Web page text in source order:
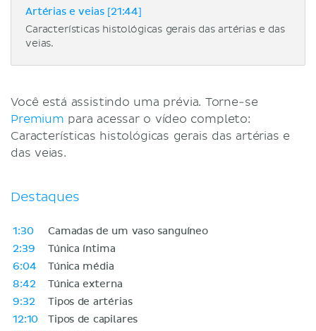
Artérias e veias [21:44]
Características histológicas gerais das artérias e das
veias.
Você está assistindo uma prévia. Torne-se
Premium para acessar o vídeo completo:
Características histológicas gerais das artérias e
das veias.
Destaques
1:30
Camadas de um vaso sanguíneo
2:39
Túnica íntima
6:04
Túnica média
8:42
Túnica externa
9:32
Tipos de artérias
12:10
Tipos de capilares